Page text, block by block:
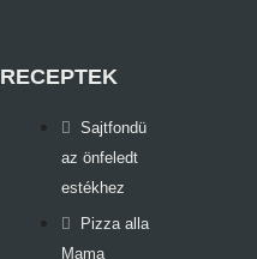
RECEPTEK
Sajtfondü
az önfeledt
estékhez
Pizza alla
Mama